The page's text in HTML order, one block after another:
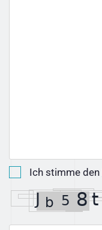
Ich stimme den